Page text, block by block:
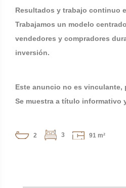
Resultados y trabajo continuo
Trabajamos un modelo
vendedores y compradores
inversión.
Este anuncio no es vinculante,
Se muestra a título informativo
2 3 91 m²